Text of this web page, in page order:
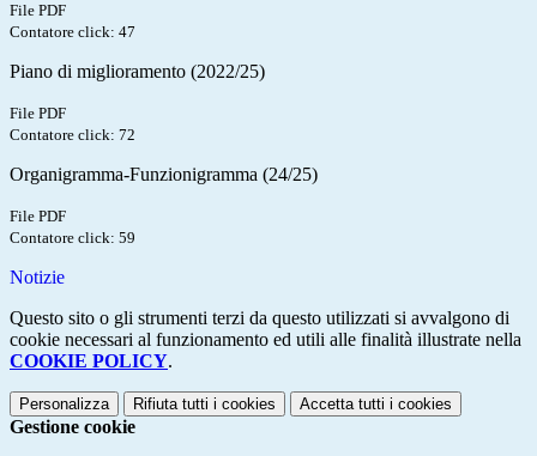
File PDF
Contatore click: 47
Piano di miglioramento (2022/25)
File PDF
Contatore click: 72
Organigramma-Funzionigramma (24/25)
File PDF
Contatore click: 59
Notizie
Questo sito o gli strumenti terzi da questo utilizzati si avvalgono di
cookie necessari al funzionamento ed utili alle finalità illustrate nella
COOKIE POLICY.
Personalizza Rifiuta tutti i cookies Accetta tutti i cookies
Gestione cookie